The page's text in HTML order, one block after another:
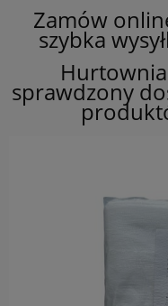
Zamów
szybka
sprawdzony